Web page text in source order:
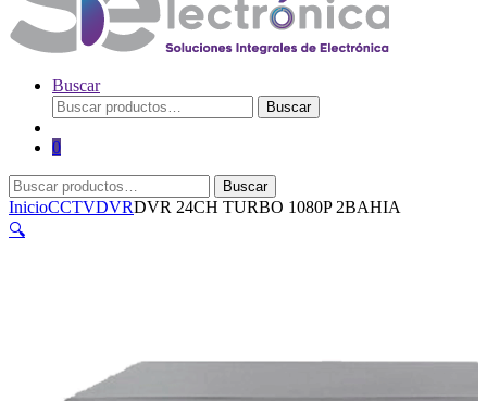
Buscar
Buscar
por:
Buscar
0
Buscar
por:
Buscar
InicioCCTVDVRDVR 24CH TURBO 1080P 2BAHIA
🔍